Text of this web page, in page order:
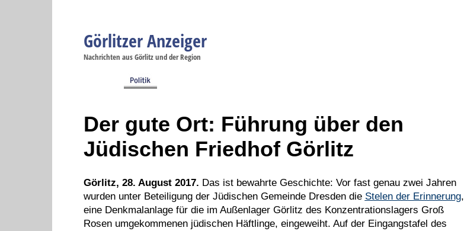
Görlitzer Anzeiger
Nachrichten aus Görlitz und der Region
Der gute Ort: Führung über den
Jüdischen Friedhof Görlitz
Görlitz, 28. August 2017. Das ist bewahrte Geschichte: Vor fast genau zwei Jahren
wurden unter Beteiligung der Jüdischen Gemeinde Dresden die Stelen der Erinnerung,
eine Denkmalanlage für die im Außenlager Görlitz des Konzentrationslagers Groß
Rosen umgekommenen jüdischen Häftlinge, eingeweiht. Auf der Eingangstafel des